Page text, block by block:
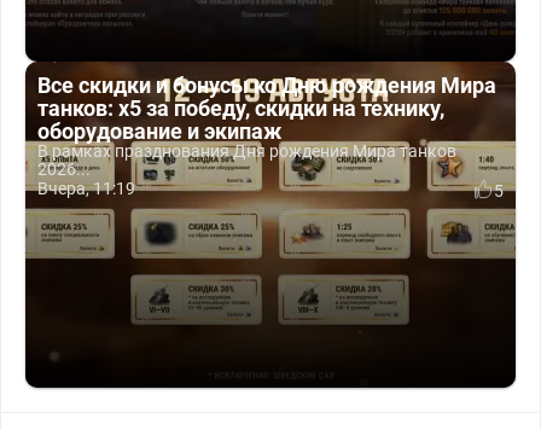
Все скидки и бонусы ко Дню рождения Мира
танков: x5 за победу, скидки на технику,
оборудование и экипаж
В рамках празднования Дня рождения Мира танков
2026...
Вчера, 11:19
5